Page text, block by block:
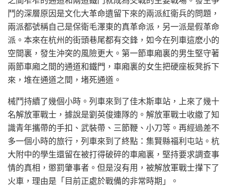
鬥的深層原因是文化大革命遺留下來的兩派紅衛兵的問題，
兩派都號稱自己是保衛毛澤東的真革命派，另一派是假革命
派。本來在杭州的街頭巷尾都有交鋒，如今在列車這麽小的
空間裏，發生沖突的風險更大。第一節車廂裏的男生堅守著
兩節車廂之間的通道和鐵門，車廂裏的女生把硬座板凳拆下
來，堆在通道之間，堵死通道。
械鬥持續了幾個小時。列車來到了佳木斯車站，上來了幾十
名解放軍戰士，據說是劉英俊連隊的。解放軍戰士收繳了知
識青年攜帶的手扣、武裝帶、三節鞭、小刀等。再經過差不
多一個小時的旅行，列車來到了終點：集賢縣福利屯站。杭
大附中的學生還留在被打得破碎的車廂裏，堅持要求調查事
情的真相，懲罰肇事者。但是沒有用，被解放軍戰士攆下了
火車，理由是「目前正處於戰備的非常時期」。